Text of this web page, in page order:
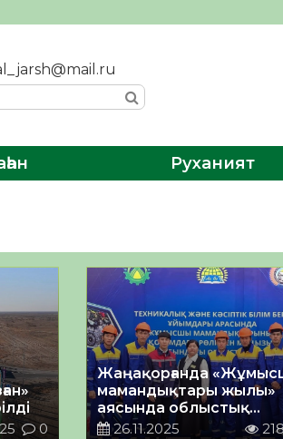
Руханият
0
Жаңақорғанда
мамандықтары жылы»
аясында облыстық
семинар өтті
26.11.2025 218